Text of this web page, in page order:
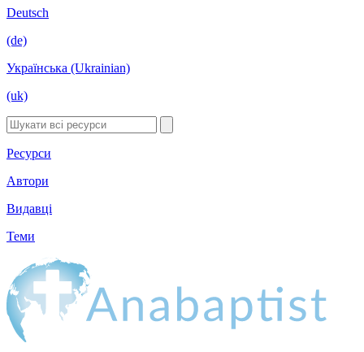
Deutsch
(de)
Українська (Ukrainian)
(uk)
Ресурси
Автори
Видавці
Теми